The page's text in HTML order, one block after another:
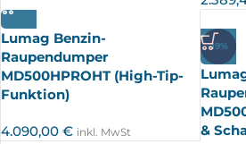
Lumag Benzin-
Raupendumper
MD500HPROHT (High-Tip-
Funktion)
4.090,00 € inkl. MwSt
-19%
&